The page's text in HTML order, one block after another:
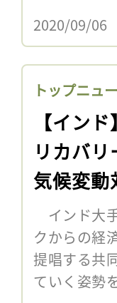
2020/09/06
トップニュ
【イン
リカバ
気候変動
インド大
クからの経
提唱する共
ていく姿勢